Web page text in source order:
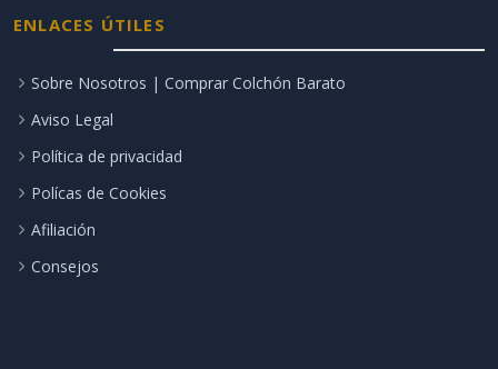
ENLACES ÚTILES
Sobre Nosotros | Comprar Colchón Barato
Aviso Legal
Política de privacidad
Polícas de Cookies
Afiliación
Consejos